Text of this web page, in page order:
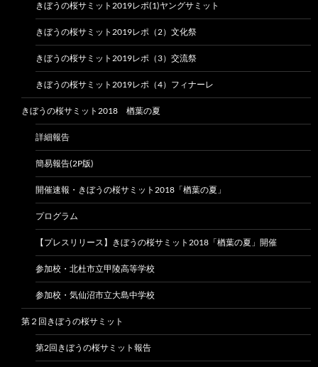
きぼうの桜サミット2019レポ(1)ヤングサミット
きぼうの桜サミット2019レポ（2）文化祭
きぼうの桜サミット2019レポ（3）交流祭
きぼうの桜サミット2019レポ（4）フィナーレ
きぼうの桜サミット2018 楢葉の夏
詳細報告
簡易報告(2P版)
開催速報・きぼうの桜サミット2018「楢葉の夏」
プログラム
【プレスリリース】きぼうの桜サミット2018「楢葉の夏」開催
参加校・北杜市立甲陵高等学校
参加校・気仙沼市立大島中学校
第２回きぼうの桜サミット
第2回きぼうの桜サミット報告